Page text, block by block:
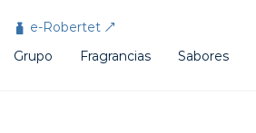
Grupo Fragrancias Sabores
e-Robertet